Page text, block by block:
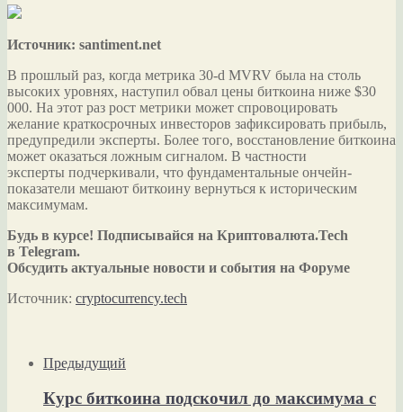
Источник: santiment.net
В прошлый раз, когда метрика 30-d MVRV была на столь
высоких уровнях, наступил обвал цены биткоина ниже $30
000. На этот раз рост метрики может спровоцировать
желание краткосрочных инвесторов зафиксировать прибыль,
предупредили эксперты. Более того, восстановление биткоина
может оказаться ложным сигналом. В частности
эксперты подчеркивали, что фундаментальные ончейн-
показатели мешают биткоину вернуться к историческим
максимумам.
Будь в курсе! Подписывайся на Криптовалюта.Tech
в Telegram.
Обсудить актуальные новости и события на Форуме
Источник: cryptocurrency.tech
Предыдущий
Курс биткоина подскочил до максимума с